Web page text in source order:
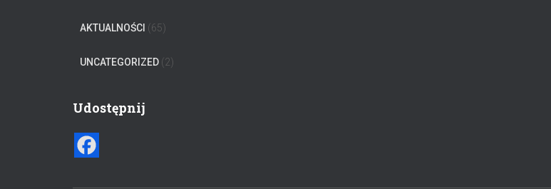
AKTUALNOŚCI (65)
UNCATEGORIZED (2)
Udostępnij